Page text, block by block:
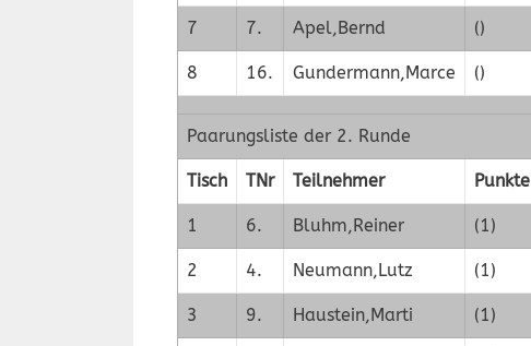
7 7. Apel,Bernd ()
8 16. Gundermann,Marce ()
Paarungsliste der 2. Runde
Tisch TNr Teilnehmer Punkte
1 6. Bluhm,Reiner (1)
2 4. Neumann,Lutz (1)
3 9. Haustein,Marti (1)